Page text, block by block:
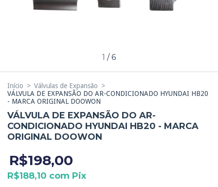
1 /6
Início > Válvulas de Expansão >
VÁLVULA DE EXPANSÃO DO AR-CONDICIONADO HYUNDAI HB20
- MARCA ORIGINAL DOOWON
VÁLVULA DE EXPANSÃO DO AR-
CONDICIONADO HYUNDAI HB20 - MARCA
ORIGINAL DOOWON
R$198,00
R$188,10 com Pix